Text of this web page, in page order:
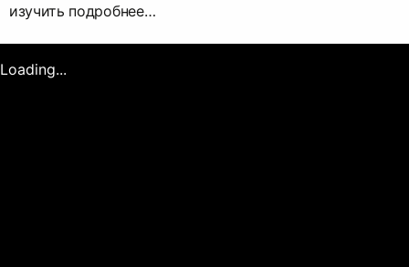
изучить подробнее…
Loading...